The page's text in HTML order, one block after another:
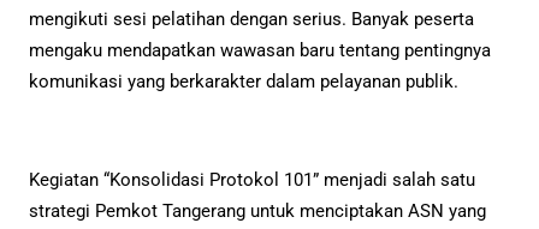
mengikuti sesi pelatihan dengan serius. Banyak peserta
mengaku mendapatkan wawasan baru tentang pentingnya
komunikasi yang berkarakter dalam pelayanan publik.
Kegiatan “Konsolidasi Protokol 101” menjadi salah satu
strategi Pemkot Tangerang untuk menciptakan ASN yang